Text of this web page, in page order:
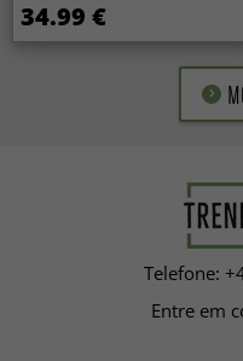
34.99 €
Telefone:
Entre em